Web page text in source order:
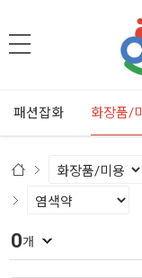
패션잡화 화장품/
0개